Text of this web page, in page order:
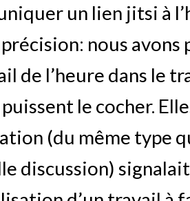
un lien jitsi à
nous
de l’heure dans le
le cocher.
(du même type
discussion)